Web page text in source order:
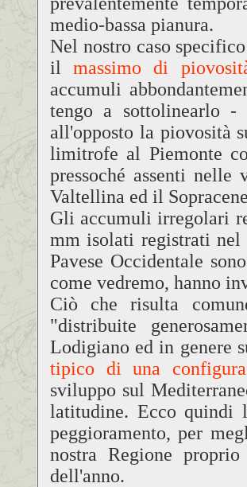
medio-bassa pianura.
Nel nostro caso
ilmassimo di
accumuli
tengo a sottolinearlo -
all'opposto la piovosità
limitrofe al Piemonte
pressoché assenti
Valtellina ed il
Gli accumuli irregolari
mm isolati registrati nel
Pavese Occidentale
come vedremo, hanno
Ciò che risulta
"distribuite
Lodigiano ed in genere
tipico di una
sviluppo sul
latitudine. Ecco quindi
peggioramento, per
nostra Regione
dell'anno.